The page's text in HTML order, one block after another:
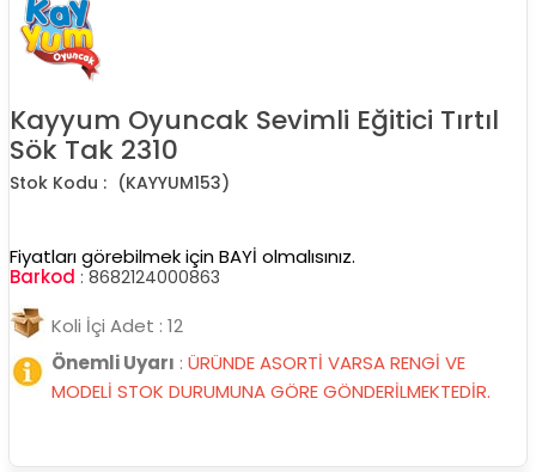
Kayyum Oyuncak Sevimli Eğitici Tırtıl
Sök Tak 2310
(KAYYUM153)
Fiyatları görebilmek için BAYİ olmalısınız.
Barkod : 8682124000863
Koli İçi Adet : 12
Önemli Uyarı : ÜRÜNDE ASORTİ VARSA RENGİ VE
MODELİ STOK DURUMUNA GÖRE GÖNDERİLMEKTEDİR.